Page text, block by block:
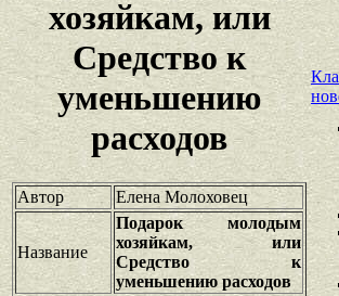
хозяйкам, или
Средство к
уменьшению
расходов
Автор Елена Молоховец
Название
Подарок молодым
хозяйкам, или
Средство к
уменьшению расходов